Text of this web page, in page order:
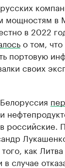
мощностям в
в 2022
о том,
портовую
своих
российские.
как
случае